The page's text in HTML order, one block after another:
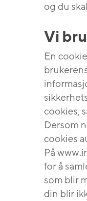
og du
Vi
En
cookies,
Dersom
cookies
På
for å
som blir
din blir